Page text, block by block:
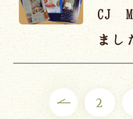
CJ
まし
2